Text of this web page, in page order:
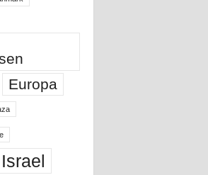
Europa
Israel